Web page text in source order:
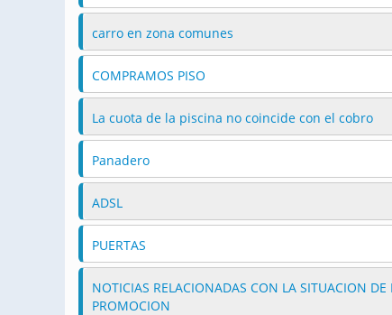
carro en zona comunes
COMPRAMOS PISO
La cuota de la piscina no coincide con el cobro
Panadero
ADSL
PUERTAS
NOTICIAS RELACIONADAS CON LA SITUACION DE
PROMOCION